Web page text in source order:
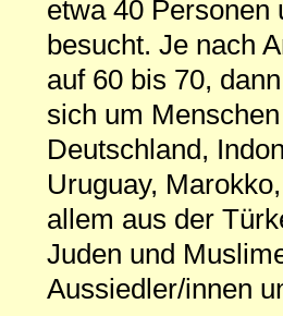
etwa 40 Personen
besucht. Je nach
auf 60 bis 70,
sich um
Deutschland,
Uruguay,
allem aus der
Juden und
Aussiedler/innen